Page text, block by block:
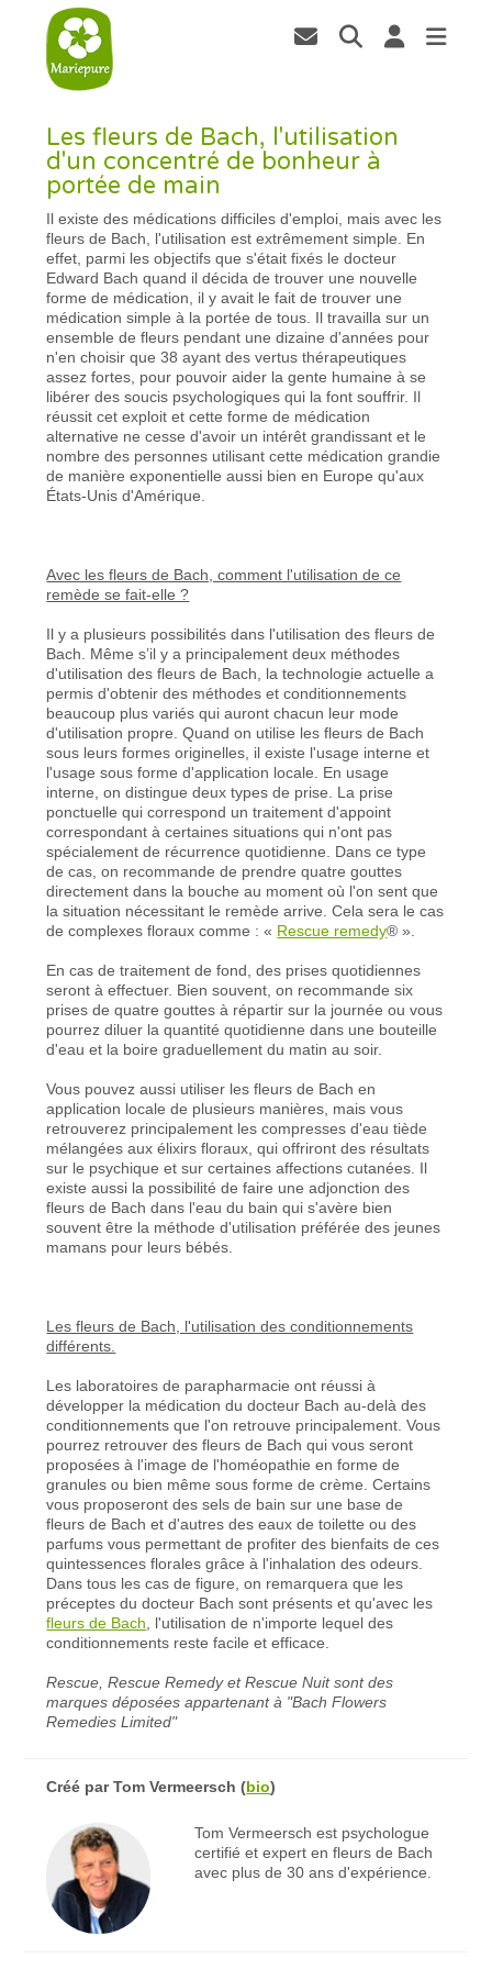
Les fleurs de Bach, l'utilisation
d'un concentré de bonheur à
portée de main
Il existe des médications difficiles d'emploi, mais avec les
fleurs de Bach, l'utilisation est extrêmement simple. En
effet, parmi les objectifs que s'était fixés le docteur
Edward Bach quand il décida de trouver une nouvelle
forme de médication, il y avait le fait de trouver une
médication simple à la portée de tous. Il travailla sur un
ensemble de fleurs pendant une dizaine d'années pour
n'en choisir que 38 ayant des vertus thérapeutiques
assez fortes, pour pouvoir aider la gente humaine à se
libérer des soucis psychologiques qui la font souffrir. Il
réussit cet exploit et cette forme de médication
alternative ne cesse d'avoir un intérêt grandissant et le
nombre des personnes utilisant cette médication grandie
de manière exponentielle aussi bien en Europe qu'aux
États-Unis d'Amérique.
Avec les fleurs de Bach, comment l'utilisation de ce
remède se fait-elle ?
Il y a plusieurs possibilités dans l'utilisation des fleurs de
Bach. Même s’il y a principalement deux méthodes
d'utilisation des fleurs de Bach, la technologie actuelle a
permis d'obtenir des méthodes et conditionnements
beaucoup plus variés qui auront chacun leur mode
d'utilisation propre. Quand on utilise les fleurs de Bach
sous leurs formes originelles, il existe l'usage interne et
l'usage sous forme d'application locale. En usage
interne, on distingue deux types de prise. La prise
ponctuelle qui correspond un traitement d'appoint
correspondant à certaines situations qui n'ont pas
spécialement de récurrence quotidienne. Dans ce type
de cas, on recommande de prendre quatre gouttes
directement dans la bouche au moment où l'on sent que
la situation nécessitant le remède arrive. Cela sera le cas
de complexes floraux comme : « Rescue remedy® ».
En cas de traitement de fond, des prises quotidiennes
seront à effectuer. Bien souvent, on recommande six
prises de quatre gouttes à répartir sur la journée ou vous
pourrez diluer la quantité quotidienne dans une bouteille
d'eau et la boire graduellement du matin au soir.
Vous pouvez aussi utiliser les fleurs de Bach en
application locale de plusieurs manières, mais vous
retrouverez principalement les compresses d'eau tiède
mélangées aux élixirs floraux, qui offriront des résultats
sur le psychique et sur certaines affections cutanées. Il
existe aussi la possibilité de faire une adjonction des
fleurs de Bach dans l'eau du bain qui s'avère bien
souvent être la méthode d'utilisation préférée des jeunes
mamans pour leurs bébés.
Les fleurs de Bach, l'utilisation des conditionnements
différents.
Les laboratoires de parapharmacie ont réussi à
développer la médication du docteur Bach au-delà des
conditionnements que l'on retrouve principalement. Vous
pourrez retrouver des fleurs de Bach qui vous seront
proposées à l'image de l'homéopathie en forme de
granules ou bien même sous forme de crème. Certains
vous proposeront des sels de bain sur une base de
fleurs de Bach et d'autres des eaux de toilette ou des
parfums vous permettant de profiter des bienfaits de ces
quintessences florales grâce à l'inhalation des odeurs.
Dans tous les cas de figure, on remarquera que les
préceptes du docteur Bach sont présents et qu'avec les
fleurs de Bach , l'utilisation de n'importe lequel des
conditionnements reste facile et efficace.
Rescue, Rescue Remedy et Rescue Nuit sont des
marques déposées appartenant à "Bach Flowers
Remedies Limited"
Créé parTom Vermeersch (bio)
Tom Vermeersch est psychologue
certifié et expert en fleurs de Bach
avec plus de 30 ans d'expérience.